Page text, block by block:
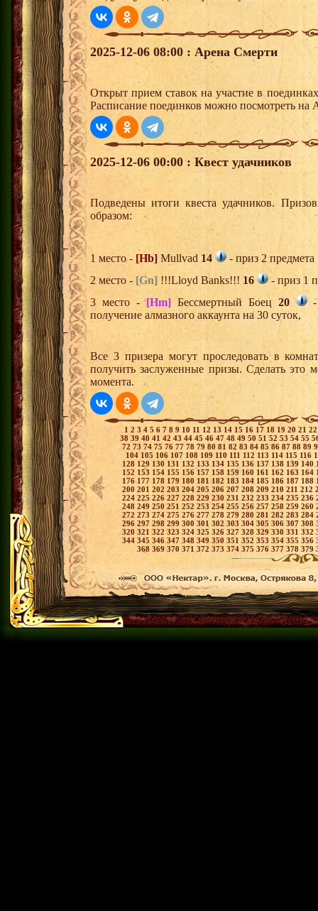
2025-12-06 08:00 : Арена Смерти
Открыт прием ставок на участие в
Расписание поединков можно посмотреть на
2025-12-06 00:00 : Квест удачников
Подведены итоги квеста удачников.
образом:
1 место - [Hb] Mullvad 14
- приз 2
2 место - [Gn] !!!Lloyd Banks!!! 16
- приз 1
3 место -[Hm]Бессмертный Боец 20
-
получение алмазного аккаунта на 30 суток,
Все 3 призера могут проследовать в
получить заслуженные призы. Сделать это
момента.
1 2 3 4 5 6 7 8 9 10 11 12 13 14 15 16 17 18 19 20 21
38 39 40 41 42 43 44 45 46 47 48 49 50 51 52 53 54 55
72 73 74 75 76 77 78 79 80 81 82 83 84 8586 87 88 89
104 105 106 107 108 109 110 111 112 113 114 115 116
128 129 130 131 132 133 134 135 136 137 138 139 140
152 153 154 155 156 157 158 159 160 161 162 163 164
176 177 178 179 180 181182 183 184 185 186 187 188
200 201 202 203 204 205 206 207 208 209 210 211 212
224 225 226 227 228 229 230 231 232 233 234 235 236
248 249 250 251 252 253 254 255 256 257 258 259 260
272 273 274 275 276 277 278 279 280 281 282 283 284
296 297 298 299 300 301 302 303 304 305 306 307 308
320 321 322 323 324 325 326 327 328 329330 331 332
344 345 346 347 348 349 350 351 352 353 354 355 356
368 369 370 371 372 373 374 375 376 377 378 379